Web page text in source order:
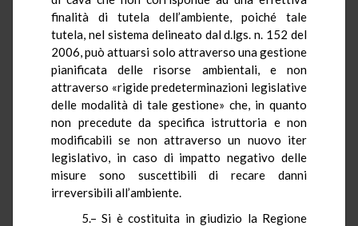
finalità di tutela dell’ambiente, poiché tale
tutela, nel sistema delineato dal d.lgs. n. 152 del
2006, può attuarsi solo attraverso una gestione
pianificata delle risorse ambientali, e non
attraverso «rigide predeterminazioni legislative
delle modalità di tale gestione» che, in quanto
non precedute da specifica istruttoria e non
modificabili se non attraverso un nuovo iter
legislativo, in caso di impatto negativo delle
misure sono suscettibili di recare danni
irreversibili all’ambiente.
5.– Si è costituita in giudizio la Regione